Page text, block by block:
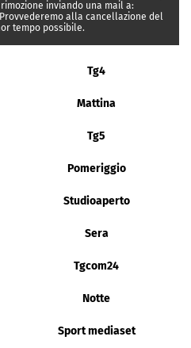
inviando una mail a:
alla cancellazione del
tempo possibile.
Tg4
Mattina
Tg5
Pomeriggio
Studioaperto
Sera
Tgcom24
Notte
Sport mediaset